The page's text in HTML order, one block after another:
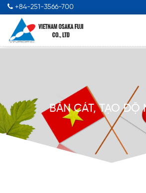
+84-251-3566-700
BẮN CÁT, TẠO ĐỘ